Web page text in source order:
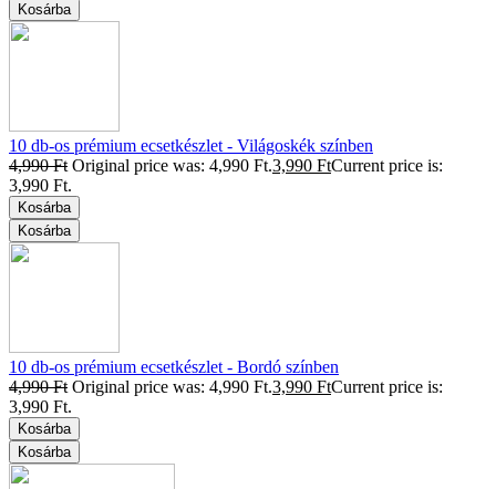
Kosárba
10 db-os prémium ecsetkészlet - Világoskék színben
4,990Ft Original price was: 4,990 Ft.3,990 FtCurrent price is:
3,990 Ft.
Kosárba
Kosárba
10 db-os prémium ecsetkészlet - Bordó színben
4,990Ft Original price was: 4,990 Ft.3,990 FtCurrent price is:
3,990 Ft.
Kosárba
Kosárba